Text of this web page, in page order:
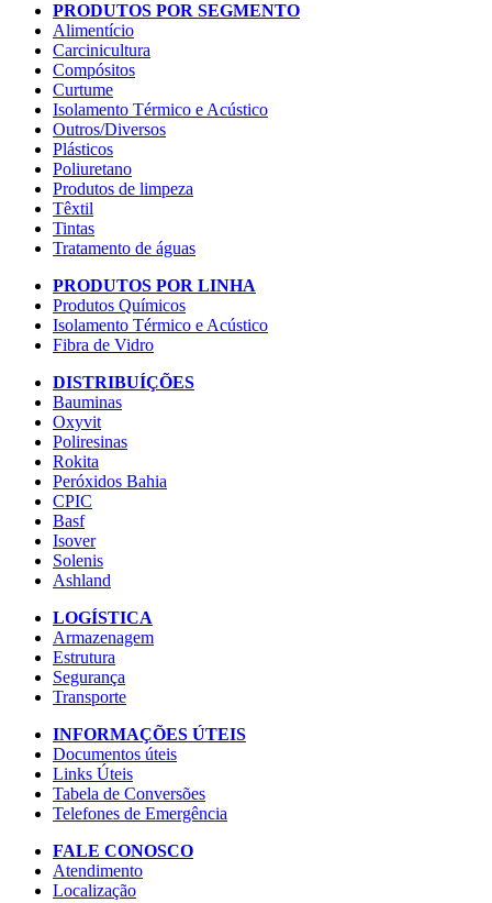
PRODUTOS POR SEGMENTO
Alimentício
Carcinicultura
Compósitos
Curtume
Isolamento Térmico e Acústico
Outros/Diversos
Plásticos
Poliuretano
Produtos de limpeza
Têxtil
Tintas
Tratamento de águas
PRODUTOS POR LINHA
Produtos Químicos
Isolamento Térmico e Acústico
Fibra de Vidro
DISTRIBUÍÇÕES
Bauminas
Oxyvit
Poliresinas
Rokita
Peróxidos Bahia
CPIC
Basf
Isover
Solenis
Ashland
LOGÍSTICA
Armazenagem
Estrutura
Segurança
Transporte
INFORMAÇÕES ÚTEIS
Documentos úteis
Links Úteis
Tabela de Conversões
Telefones de Emergência
FALE CONOSCO
Atendimento
Localização